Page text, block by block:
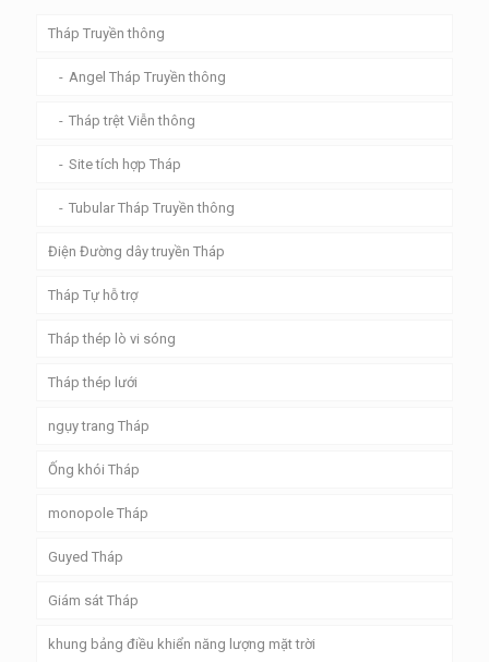
Tháp Truyền thông
Angel Tháp Truyền thông
Tháp trệt Viễn thông
Site tích hợp Tháp
Tubular Tháp Truyền thông
Điện Đường dây truyền Tháp
Tháp Tự hỗ trợ
Tháp thép lò vi sóng
Tháp thép lưới
ngụy trang Tháp
Ống khói Tháp
monopole Tháp
Guyed Tháp
Giám sát Tháp
khung bảng điều khiển năng lượng mặt trời